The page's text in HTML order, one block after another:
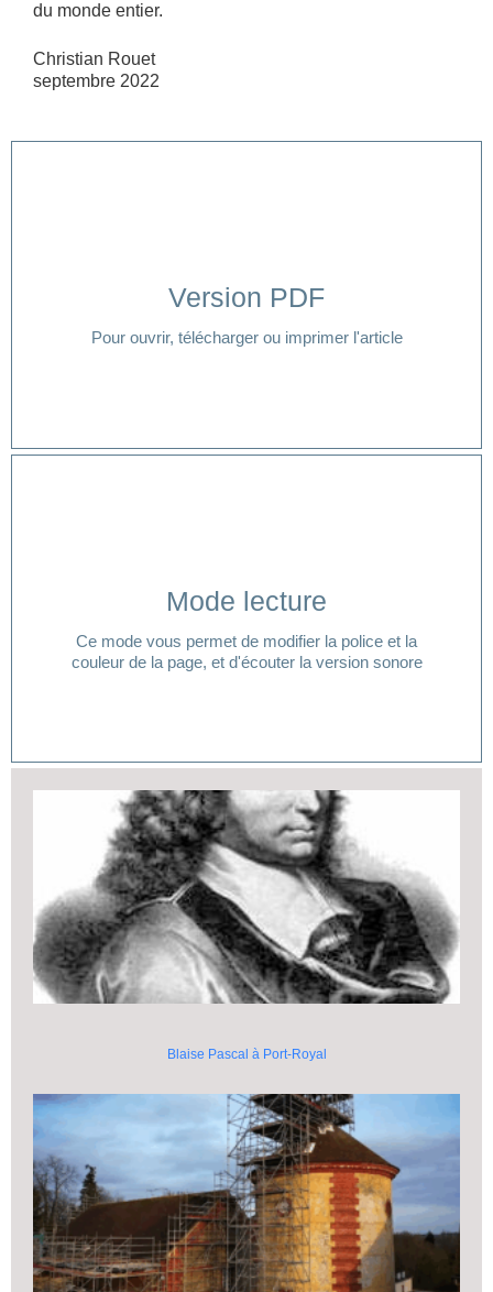
du monde entier.
Christian Rouet
septembre 2022
Version PDF
Pour ouvrir, télécharger ou imprimer l'article
Cliquer ici
Mode lecture
Ce mode vous permet de modifier la police et la
couleur de la page, et d'écouter la version sonore
Vous avez besoin d'aide pour accéder à votre mode
Blaise Pascal à Port-Royal